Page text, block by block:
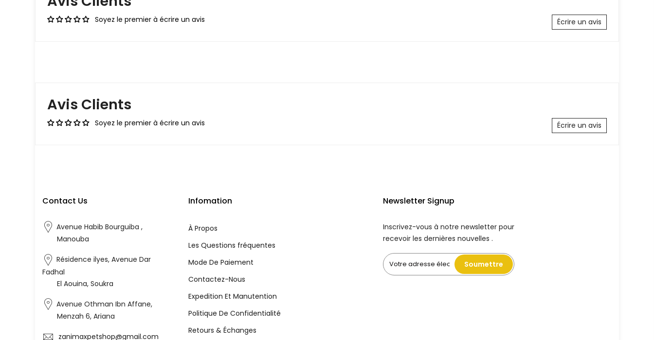
Soyez le premier à écrire un avis Écrire un avis
Avis Clients
Soyez le premier à écrire un avis Écrire un avis
Contact Us
Avenue Habib Bourguiba ,
Manouba
Résidence ilyes, Avenue Dar
Fadhal
El Aouina, Soukra
Avenue Othman Ibn Affane,
Menzah 6, Ariana
zanimaxpetshop@gmail.com
Infomation
À Propos
Les Questions fréquentes
Mode De Paiement
Contactez-Nous
Expedition Et Manutention
Politique De Confidentialité
Retours & Échanges
Newsletter Signup
Inscrivez-vous à notre newsletter pour
recevoir les dernières nouvelles .
Soumettre